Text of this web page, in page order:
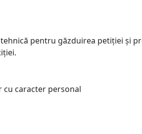
pentru găzduirea petiției și
caracter personal